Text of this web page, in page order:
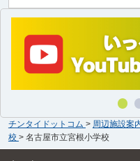
チンタイドットコム > 周辺施設案
校 > 名古屋市立宮根小学校